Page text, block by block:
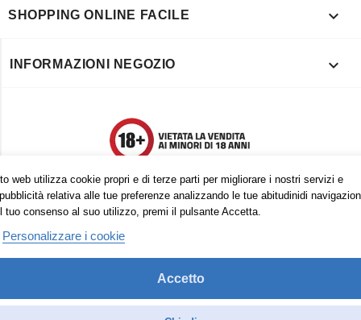
web utilizza cookie propri e di terze parti per migliorare i nostri servizi e
relativa alle tue preferenze analizzando le tue abitudinidi
tuo consenso al suo utilizzo, premi il pulsante Accetta.
Personalizzare i cookie
Accetto
SHOPPING ONLINE FACILE 
INFORMAZIONI NEGOZIO 
Trovaci anche su: